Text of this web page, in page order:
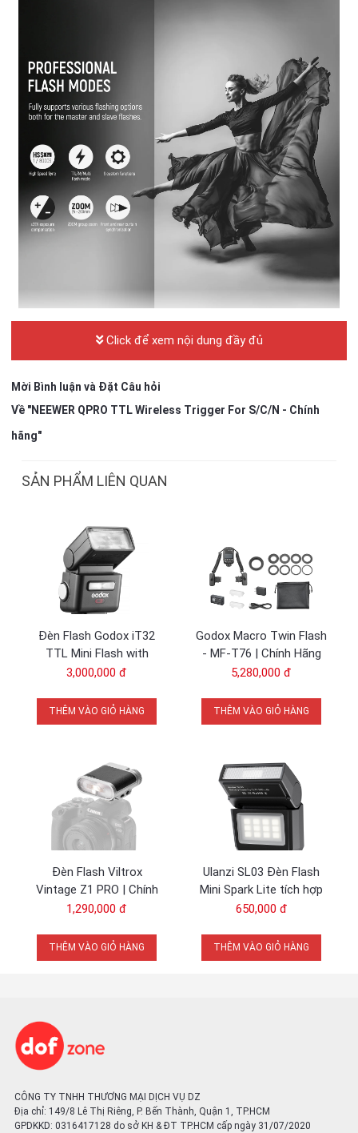
tất cả các nhóm. Lưu ý: Vui lòng tắt chế độ ”SHOOT” cho TTL và
Screen Magnifier Function – Màn hình LCD hiển thị rõ ràng cài
nhóm (từ A đến E) sang chế độ xem phóng to các cài đặt cho
một nhóm. Chức năng phóng to này sẽ hiển thị các chi tiết liên
quan đến từng cài đặt nhóm
Click để xem nội dung đầy đủ
Mời Bình luận và Đặt Câu hỏi
Về "NEEWER QPRO TTL Wireless Trigger For S/C/N - Chính
hãng"
SẢN PHẨM LIÊN QUAN
Đèn Flash Godox iT32
TTL Mini Flash with
X5CM Trigger Kit for
3,000,000 đ
THÊM VÀO GIỎ HÀNG
Godox Macro Twin Flash
- MF-T76 | Chính Hãng
5,280,000 đ
THÊM VÀO GIỎ HÀNG
Đèn Flash Viltrox
Vintage Z1 PRO | Chính
Hãng
1,290,000 đ
THÊM VÀO GIỎ HÀNG
Ulanzi SL03 Đèn Flash
Mini Spark Lite tích hợp
pin 300mAh | Chính Hãng
650,000 đ
THÊM VÀO GIỎ HÀNG
CÔNG TY TNHH THƯƠNG MẠI DỊCH VỤ DZ
Địa chỉ: 149/8 Lê Thị Riêng, P. Bến Thành, Quận 1, TP.HCM
GPDKKD: 0316417128 do sở KH & ĐT TP.HCM cấp ngày 31/07/2020